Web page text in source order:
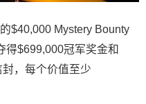
$40,000 Mystery Bounty
得$699,000冠军奖金和
，每个价值至少